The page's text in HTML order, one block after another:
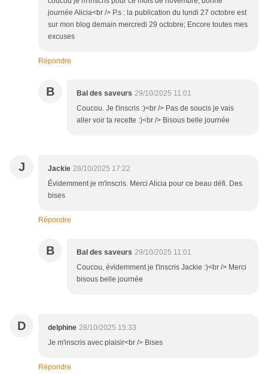
journée Alicia<br /> P.s : la publication du lundi 27 octobre est
sur mon blog demain mercredi 29 octobre; Encore toutes mes
excuses
Répondre
B Bal des saveurs 29/10/2025 11:01
Coucou. Je t'inscris :)<br /> Pas de soucis je vais
aller voir ta recette :)<br /> Bisous belle journée
J Jackie 28/10/2025 17:22
Évidemment je m'inscris. Merci Alicia pour ce beau défi. Des
bises
Répondre
B Bal des saveurs 29/10/2025 11:01
Coucou, évidemment je t'inscris Jackie :)<br /> Merci
bisous belle journée
D delphine 28/10/2025 15:33
Je m'inscris avec plaisir<br /> Bises
Répondre